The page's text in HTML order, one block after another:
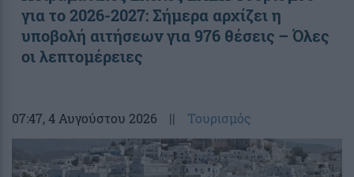
για το 2026-2027: Σήμερα αρχίζει η
υποβολή αιτήσεων για 976 θέσεις – Όλες
οι λεπτομέρειες
07:47, 4 Αυγούστου 2026 || Τουρισμός